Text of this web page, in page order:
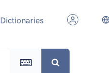
Dictionaries